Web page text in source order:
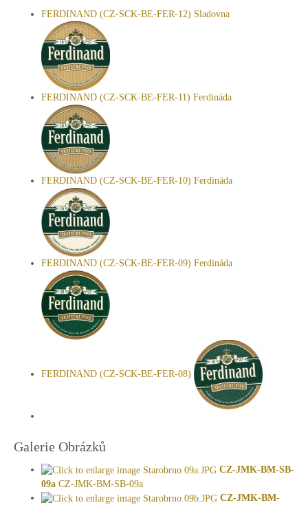
FERDINAND (CZ-SCK-BE-FER-12) Sladovna
FERDINAND (CZ-SCK-BE-FER-11) Ferdináda
FERDINAND (CZ-SCK-BE-FER-10) Ferdináda
FERDINAND (CZ-SCK-BE-FER-09) Ferdináda
FERDINAND (CZ-SCK-BE-FER-08)
Galerie Obrázků
CZ-JMK-BM-SB-
09a CZ-JMK-BM-SB-09a
CZ-JMK-BM-